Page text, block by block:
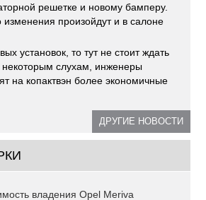
решетке и новому бамперу.
изменения произойдут и в салоне
установок, то тут не стоит ждать
некоторым слухам, инженеры
на копактвэн более экономичные
ДРУГИЕ НОВОСТИ
владения Opel Meriva